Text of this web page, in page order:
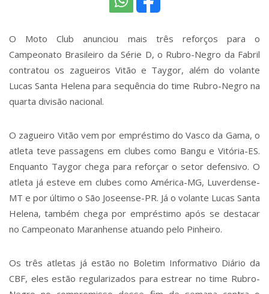
O Moto Club anunciou mais três reforços para o
Campeonato Brasileiro da Série D, o Rubro-Negro da Fabril
contratou os zagueiros Vitão e Taygor, além do volante
Lucas Santa Helena para sequência do time Rubro-Negro na
quarta divisão nacional.
O zagueiro Vitão vem por empréstimo do Vasco da Gama, o
atleta teve passagens em clubes como Bangu e Vitória-ES.
Enquanto Taygor chega para reforçar o setor defensivo. O
atleta já esteve em clubes como América-MG, Luverdense-
MT e por último o São Joseense-PR. Já o volante Lucas Santa
Helena, também chega por empréstimo após se destacar
no Campeonato Maranhense atuando pelo Pinheiro.
Os três atletas já estão no Boletim Informativo Diário da
CBF, eles estão regularizados para estrear no time Rubro-